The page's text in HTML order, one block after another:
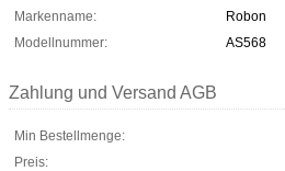
Markenname:
Robon
Modellnummer:
AS568
Zahlung und Versand AGB
Min Bestellmenge:
Preis: